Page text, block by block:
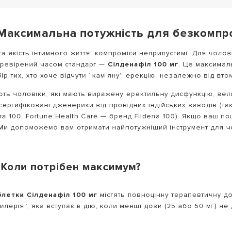
потужність для
якість інтимного життя, компроміси неприпустимі. Для
часом стандарт — Сілденафіл 100 мг. Це
хто хоче відчути “кам’яну” ерекцію, незалежно від
чоловіки, які мають виражену еректильну дисфункцію,
дженерики від провідних індійських заводів
100, Fortune Health Care — бренд Fildena 100). Якщо ваш
допоможемо вам отримати найпотужніший інструмент для
потрібен максимум?
Сілденафіл 100 мг містять повноцінну терапевтичну
яка вступає в дію, коли менші дози (25 або 50 мг) не